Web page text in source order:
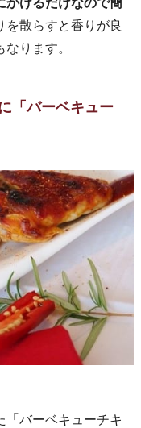
散らすと香りが良
ります。
「バーベキュー
「バーベキューチキ